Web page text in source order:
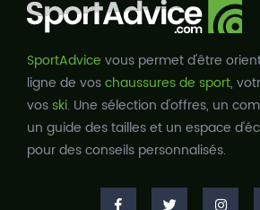
SportAdvice vous permet d'être
ligne de voschaussures de sport,
vosski. Une sélection d'offres, un
un guide des tailles et un espace
pour des conseils personnalisés.